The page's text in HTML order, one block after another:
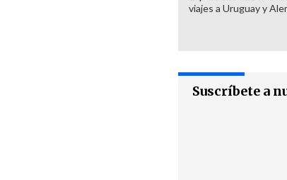
viajes a Uruguay y
Suscríbete a